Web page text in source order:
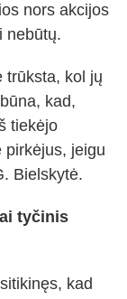
nors akcijos
nebūtų.
trūksta, kol jų
kad,
tiekėjo
pirkėjus, jeigu
Bielskytė.
tyčinis
kad